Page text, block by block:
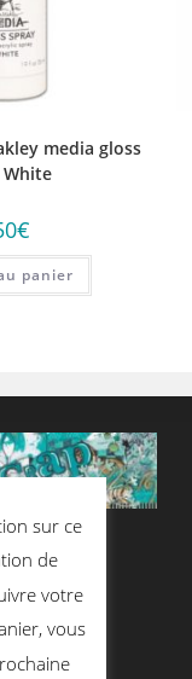
media gloss
€
panier
sur ce
de
votre
vous